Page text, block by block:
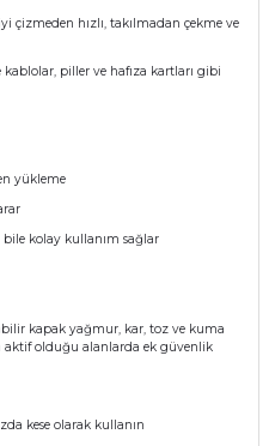
çizmeden hızlı, takılmadan çekme ve
kablolar, piller ve hafıza kartları gibi
yükleme
kolay kullanım sağlar
kapak yağmur, kar, toz ve kuma
aktif olduğu alanlarda ek güvenlik
kese olarak kullanın